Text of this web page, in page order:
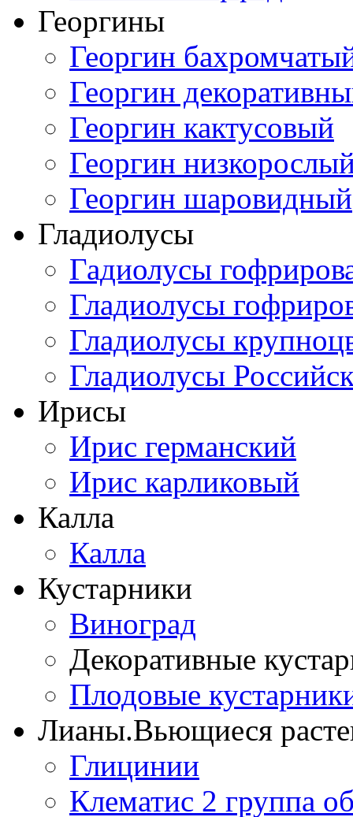
Георгины
Георгин
Георгин
Георгин кактусовый
Георгин
Георгин шаровидный
Гладиолусы
Гадиолусы
Гладиолусы
Гладиолусы
Гладиолусы
Ирисы
Ирис германский
Ирис карликовый
Калла
Калла
Кустарники
Виноград
Декоративные
Плодовые
Лианы.Вьющиеся
Глицинии
Клематис 2 группа